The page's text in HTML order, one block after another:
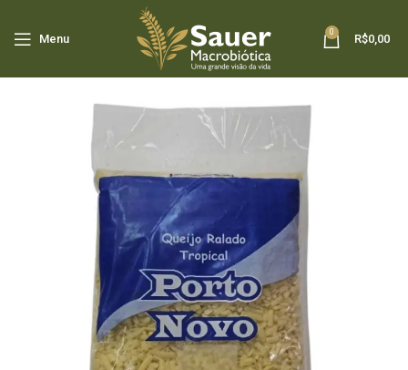
Menu
0
R$0,00